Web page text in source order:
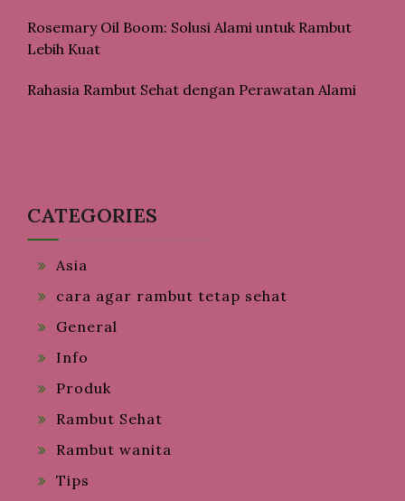
Rosemary Oil Boom: Solusi Alami untuk Rambut
Lebih Kuat
Rahasia Rambut Sehat dengan Perawatan Alami
CATEGORIES
Asia
cara agar rambut tetap sehat
General
Info
Produk
Rambut Sehat
Rambut wanita
Tips